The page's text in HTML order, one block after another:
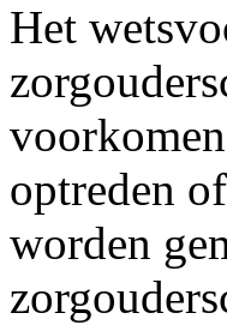
Het
optreden
worden